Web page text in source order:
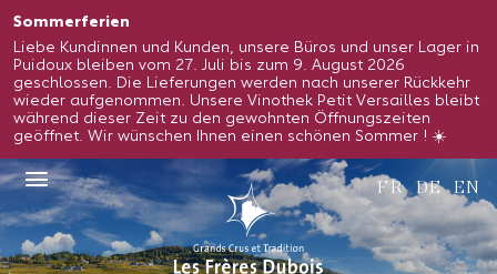
Sommerferien
Liebe Kundinnen und Kunden, unsere Büros und unser Lager in
Puidoux bleiben vom 27. Juli bis zum 9. August 2026
geschlossen. Die Lieferungen werden nach unserer Rückkehr
wieder aufgenommen. Unsere Vinothek Petit Versailles bleibt
während dieser Zeit zu den gewohnten Öffnungszeiten
geöffnet. Wir wünschen Ihnen einen schönen Sommer ! ☀️
FR DE EN